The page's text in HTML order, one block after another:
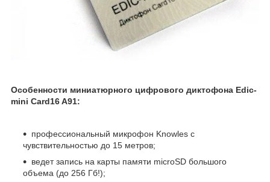
Особенности миниатюрного цифрового диктофона Edic-
mini Card16 A91:
профессиональный микрофон Knowles с
чувствительностью до 15 метров;
ведет запись на карты памяти microSD большого
объема (до 256 Гб!);